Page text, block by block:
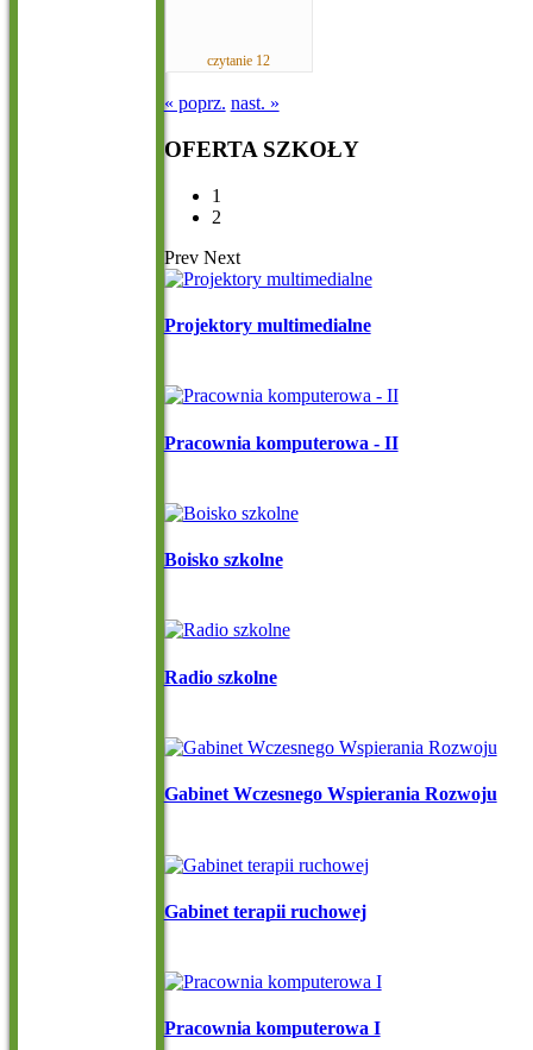
czytanie 12
« poprz. nast. »
OFERTASZKOŁY
1
2
Prev Next
Projektory multimedialne
Pracownia komputerowa - II
Boisko szkolne
Radio szkolne
Gabinet Wczesnego Wspierania Rozwoju
Gabinet terapii ruchowej
Pracownia komputerowa I